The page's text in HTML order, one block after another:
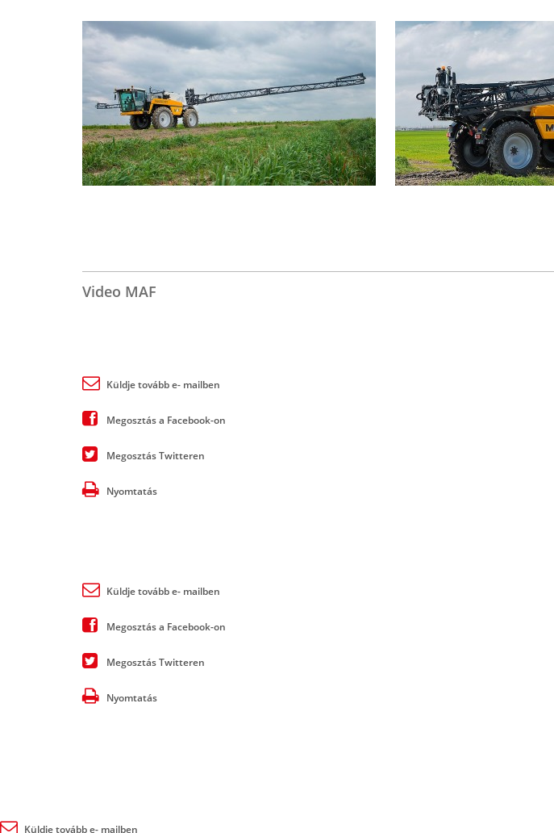
Video MAF
Küldje tovább e- mailben
Megosztás a Facebook-on
Megosztás Twitteren
Nyomtatás
Küldje tovább e- mailben
Megosztás a Facebook-on
Megosztás Twitteren
Nyomtatás
Küldje tovább e- mailben